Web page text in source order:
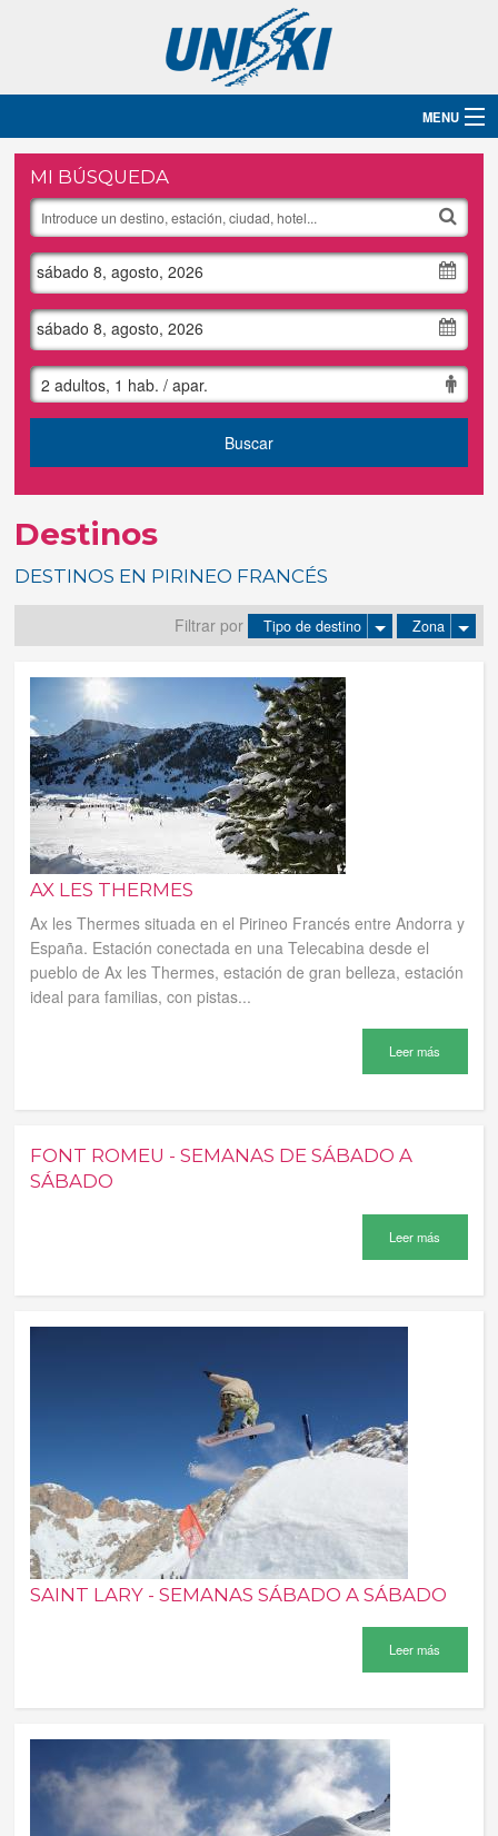
MENU
Inicio
Destinos
Hoteles
Grupos
Contacto
Tus reservas
Inicia sessión
MI BÚSQUEDA
sábado 8, agosto, 2026
sábado 8, agosto, 2026
2 adultos, 1 hab. / apar.
Buscar
Destinos
DESTINOS EN PIRINEO FRANCÉS
Filtrar por Tipo de destino Zona
AX LES THERMES
Ax les Thermes situada en el Pirineo Francés entre Andorra y
España. Estación conectada en una Telecabina desde el
pueblo de Ax les Thermes, estación de gran belleza, estación
ideal para familias, con pistas...
Leer más
FONT ROMEU - SEMANAS DE SÁBADO A
SÁBADO
Leer más
SAINT LARY - SEMANAS SÁBADO A SÁBADO
Leer más